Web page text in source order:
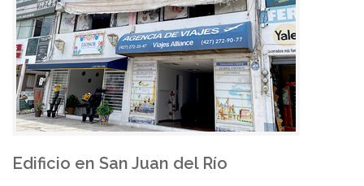
Edificio en San Juan del Río